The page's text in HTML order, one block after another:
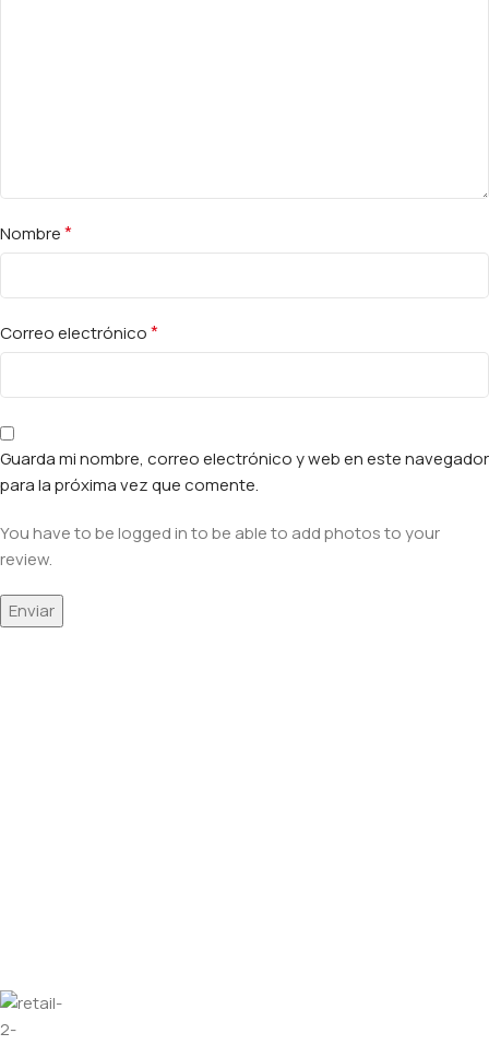
Nombre*
Correo electrónico*
Guarda mi nombre, correo electrónico y web en este navegador
para la próxima vez que comente.
You have to be logged in to be able to add photos to your
review.